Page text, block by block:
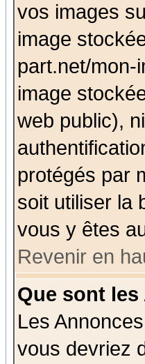
vos images
image
part.net/mon-
image
web public),
protégés par
soit utiliser la
vous y êtes
Revenir en
Que sont
Les
vous devriez